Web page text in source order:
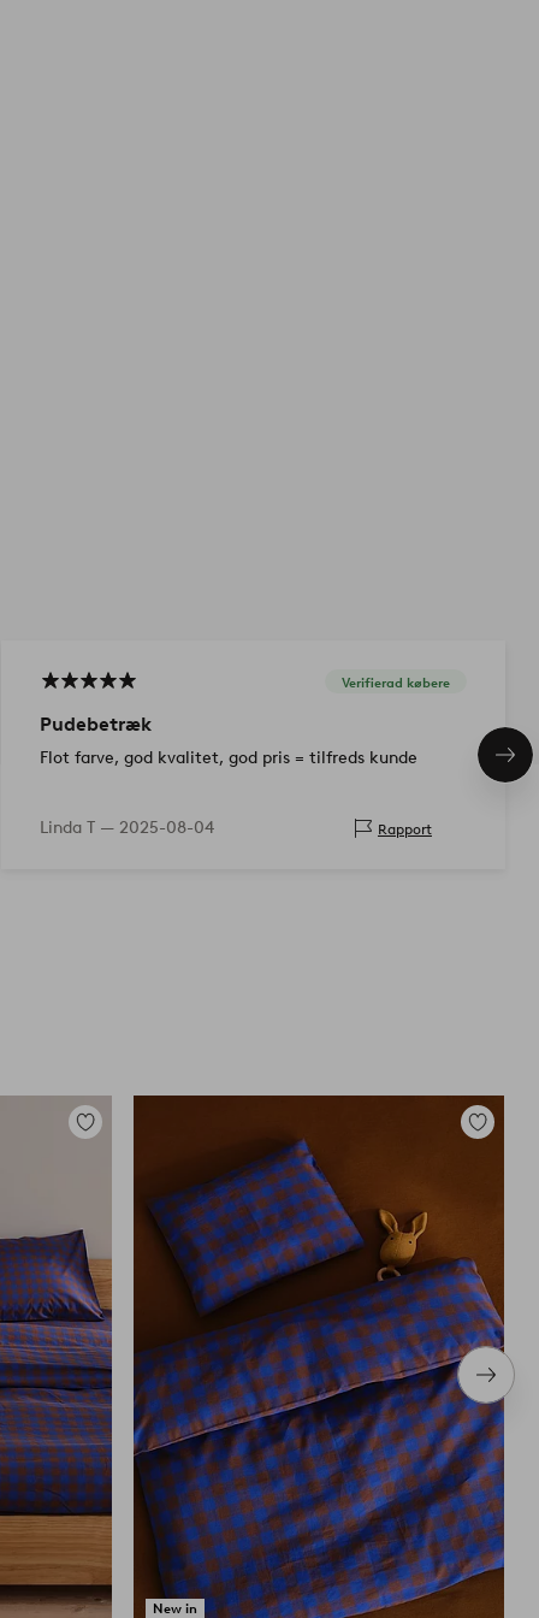
Verifierad købere
Pudebetræk
Flot farve, god kvalitet, god pris = tilfreds kunde
Linda T — 2025-08-04 Rapport
Tilføj
New in
Tilføj
Næste